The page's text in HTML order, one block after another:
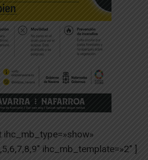
ihc_mb_type=»show»
ihc_mb_template=»2″ ]